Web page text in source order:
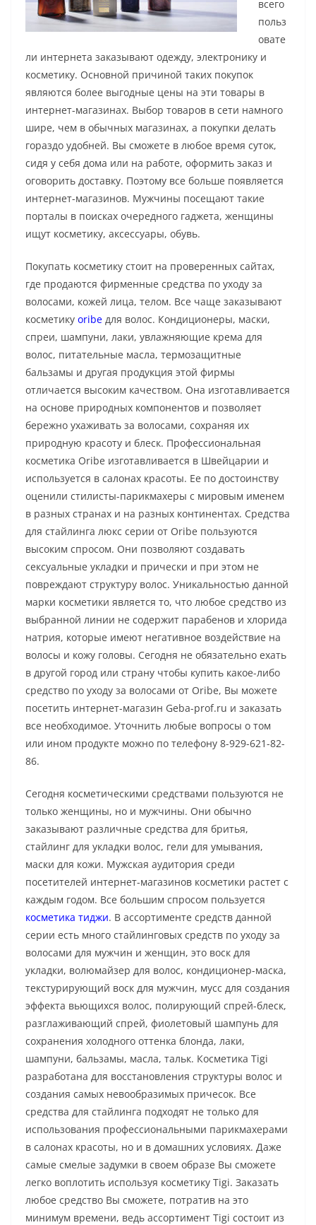
всего
польз
овате
ли интернета заказывают одежду, электронику и
косметику. Основной причиной таких покупок
являются более выгодные цены на эти товары в
интернет-магазинах. Выбор товаров в сети намного
шире, чем в обычных магазинах, а покупки делать
гораздо удобней. Вы сможете в любое время суток,
сидя у себя дома или на работе, оформить заказ и
оговорить доставку. Поэтому все больше появляется
интернет-магазинов. Мужчины посещают такие
порталы в поисках очередного гаджета, женщины
ищут косметику, аксессуары, обувь.
Покупать косметику стоит на проверенных сайтах,
где продаются фирменные средства по уходу за
волосами, кожей лица, телом. Все чаще заказывают
косметику oribe для волос. Кондиционеры, маски,
спреи, шампуни, лаки, увлажняющие крема для
волос, питательные масла, термозащитные
бальзамы и другая продукция этой фирмы
отличается высоким качеством. Она изготавливается
на основе природных компонентов и позволяет
бережно ухаживать за волосами, сохраняя их
природную красоту и блеск. Профессиональная
косметика Oribe изготавливается в Швейцарии и
используется в салонах красоты. Ее по достоинству
оценили стилисты-парикмахеры с мировым именем
в разных странах и на разных континентах. Средства
для стайлинга люкс серии от Oribe пользуются
высоким спросом. Они позволяют создавать
сексуальные укладки и прически и при этом не
повреждают структуру волос. Уникальностью данной
марки косметики является то, что любое средство из
выбранной линии не содержит парабенов и хлорида
натрия, которые имеют негативное воздействие на
волосы и кожу головы. Сегодня не обязательно ехать
в другой город или страну чтобы купить какое-либо
средство по уходу за волосами от Oribe, Вы можете
посетить интернет-магазин Geba-prof.ru и заказать
все необходимое. Уточнить любые вопросы о том
или ином продукте можно по телефону 8-929-621-82-
86.
Сегодня косметическими средствами пользуются не
только женщины, но и мужчины. Они обычно
заказывают различные средства для бритья,
стайлинг для укладки волос, гели для умывания,
маски для кожи. Мужская аудитория среди
посетителей интернет-магазинов косметики растет с
каждым годом. Все большим спросом пользуется
косметика тиджи. В ассортименте средств данной
серии есть много стайлинговых средств по уходу за
волосами для мужчин и женщин, это воск для
укладки, волюмайзер для волос, кондиционер-маска,
текстурирующий воск для мужчин, мусс для создания
эффекта вьющихся волос, полирующий спрей-блеск,
разглаживающий спрей, фиолетовый шампунь для
сохранения холодного оттенка блонда, лаки,
шампуни, бальзамы, масла, тальк. Косметика Tigi
разработана для восстановления структуры волос и
создания самых невообразимых причесок. Все
средства для стайлинга подходят не только для
использования профессиональными парикмахерами
в салонах красоты, но и в домашних условиях. Даже
самые смелые задумки в своем образе Вы сможете
легко воплотить используя косметику Tigi. Заказать
любое средство Вы сможете, потратив на это
минимум времени, ведь ассортимент Tigi состоит из